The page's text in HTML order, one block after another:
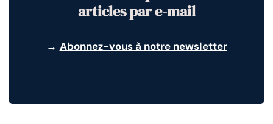
articles par e-mail
→ Abonnez-vous à notre newsletter